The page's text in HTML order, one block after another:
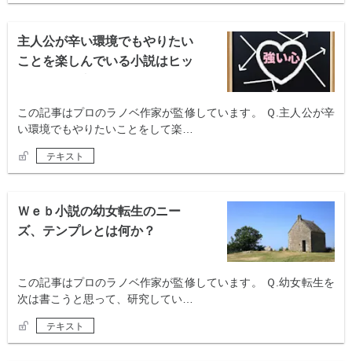
主人公が辛い環境でもやりたい
ことを楽しんでいる小説はヒッ
この記事はプロのラノベ作家が監修しています。 Ｑ.主人公が辛
い環境でもやりたいことをして楽…
テキスト
Ｗｅｂ小説の幼女転生のニー
ズ、テンプレとは何か？
この記事はプロのラノベ作家が監修しています。 Ｑ.幼女転生を
次は書こうと思って、研究してい…
テキスト